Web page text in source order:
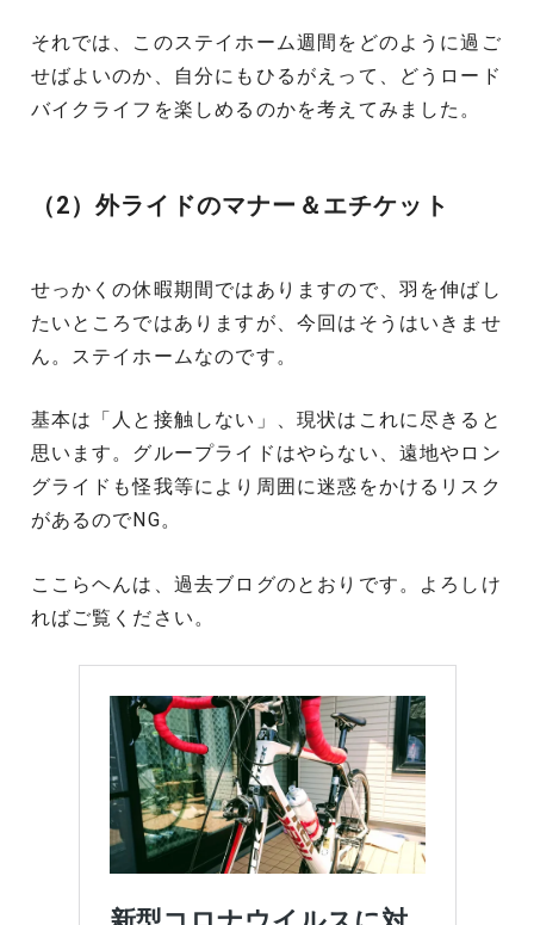
それでは、このステイホーム週間をどのように過ご
せばよいのか、自分にもひるがえって、どうロード
バイクライフを楽しめるのかを考えてみました。
（2）外ライドのマナー＆エチケット
せっかくの休暇期間ではありますので、羽を伸ばし
たいところではありますが、今回はそうはいきませ
ん。ステイホームなのです。
基本は「人と接触しない」、現状はこれに尽きると
思います。グループライドはやらない、遠地やロン
グライドも怪我等により周囲に迷惑をかけるリスク
があるのでNG。
ここらヘんは、過去ブログのとおりです。よろしけ
ればご覧ください。